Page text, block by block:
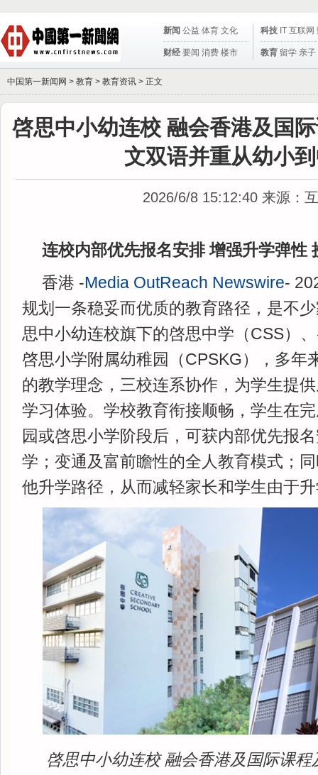
新闻 公益 体育 文化
财经 要闻 消费 楼市
科技 IT 互联网
教育 留学 亲子
中国第一新闻网 > 教育 > 教育资讯 > 正文
啓思中小幼连校 融会香港及国
文双语并重从幼小
2026/6/8 15:12:40 来源：
连校内部优先报名安排 增强升学弹性
香港 -Media OutReach Newswire-
规划一条稳妥而优质的教育路径，是不
思中小幼连校旗下的啓思中学（CSS）
啓思小学附属幼稚园（CPSKG），多年
的教学理念，三校连系协作，为学生提
学习体验。学校教育衔接顺畅，学生在
园或啓思小学阶段后，可获内部优先报
学；变通及富前瞻性的全人教育模式；
他升学路径，从而减轻家长和学生由于
啓思中小幼连校 融会香港及国际课